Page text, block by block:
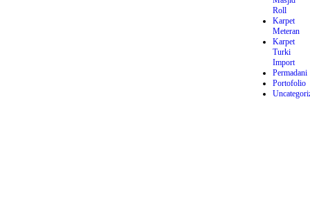
Roll
Karpet
Meteran
Karpet
Turki
Import
Permadani
Portofolio